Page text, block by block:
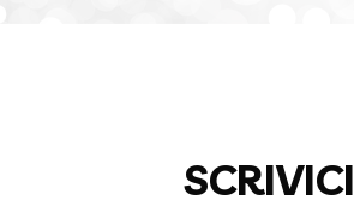
SCRIVICI